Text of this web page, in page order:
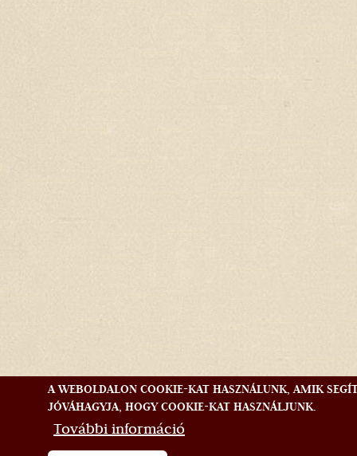
A WEBOLDALON COOKIE-KAT HASZNÁLUNK, AMIK
JÓVÁHAGYJA, HOGY COOKIE-KAT HASZNÁLJUNK.
További információ